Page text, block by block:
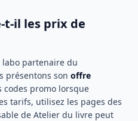
t-il les prix de
labo partenaire du
présentons son offre
codes promo lorsque
tarifs, utilisez les pages des
de Atelier du livre peut